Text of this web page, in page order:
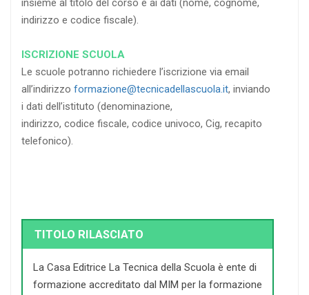
insieme al titolo del corso e ai dati (nome, cognome,
indirizzo e codice fiscale).
ISCRIZIONE SCUOLA
Le scuole potranno richiedere l’iscrizione via email
all’indirizzo formazione@tecnicadellascuola.it, inviando
i dati dell’istituto (denominazione,
indirizzo, codice fiscale, codice univoco, Cig, recapito
telefonico).
TITOLO RILASCIATO
La Casa Editrice La Tecnica della Scuola è ente di
formazione accreditato dal MIM per la formazione